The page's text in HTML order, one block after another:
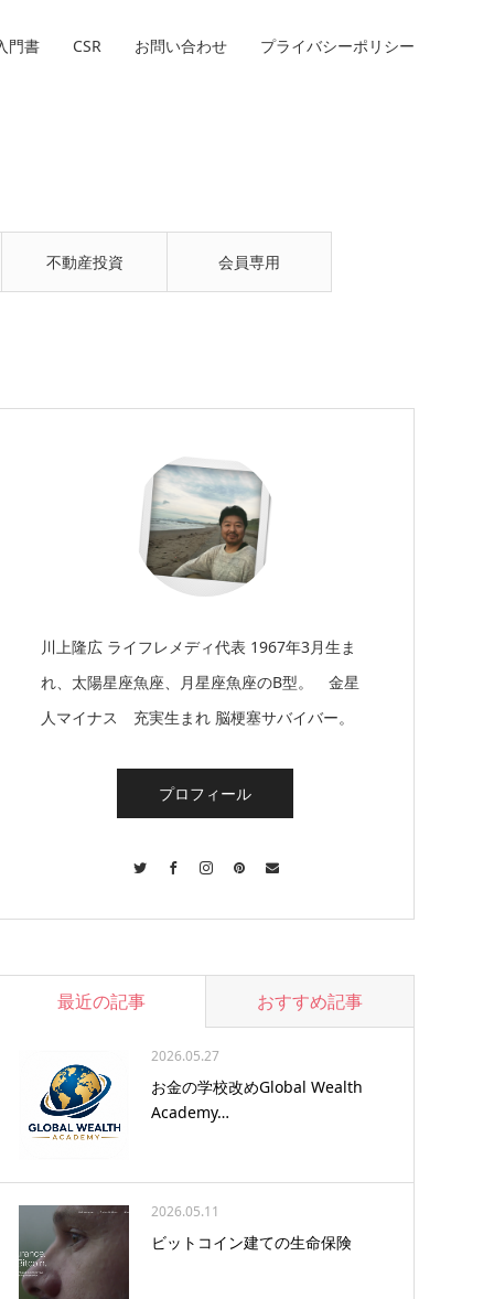
不動産投資 会員専用
門書 CSR お問い合わせ プライバシーポリシー
川上隆広 ライフレメディ代表 1967年3月生ま
れ、太陽星座魚座、月星座魚座のB型。 金星
人マイナス 充実生まれ 脳梗塞サバイバー。
プロフィール
Twitter Facebook
最近の記事 おすすめ記事
2026.05.27
お金の学校改めGlobal Wealth
Academy…
2026.05.11
ビットコイン建ての生命保険